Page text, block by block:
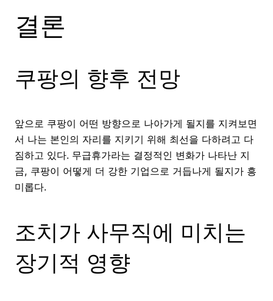
결론
쿠팡의 향후 전망
앞으로 쿠팡이 어떤 방향으로 나아가게 될지를 지켜보면
서 나는 본인의 자리를 지키기 위해 최선을 다하려고 다
짐하고 있다. 무급휴가라는 결정적인 변화가 나타난 지
금, 쿠팡이 어떻게 더 강한 기업으로 거듭나게 될지가 흥
미롭다.
조치가 사무직에 미치는
장기적 영향